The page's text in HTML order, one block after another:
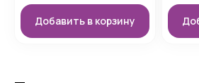
Добавить в корзину